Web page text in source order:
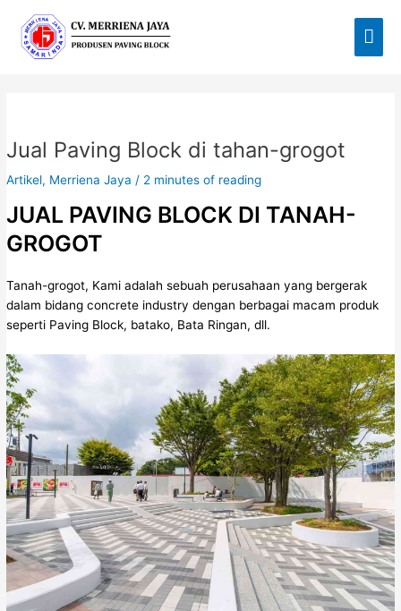
konten
Jual Paving Block di tahan-grogot
Artikel, Merriena Jaya / 2 minutes of reading
JUAL PAVING BLOCK DI TANAH-
GROGOT
Tanah-grogot, Kami adalah sebuah perusahaan yang bergerak
dalam bidang concrete industry dengan berbagai macam produk
seperti Paving Block, batako, Bata Ringan, dll.